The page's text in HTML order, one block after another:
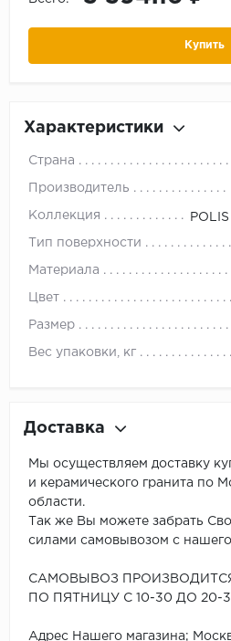
Купить
Характеристики
Страна
Производитель
Коллекция
Тип поверхности
Материала
Цвет
Размер
Вес упаковки, кг
Доставка
Мы осуществляем доставку
и керамического гранита по
области.
Так же Вы можете забрать
силами самовывозом с нашего
САМОВЫВОЗ
ПО ПЯТНИЦУ С 10-30 ДО 20-
Адрес Нашего магазина;